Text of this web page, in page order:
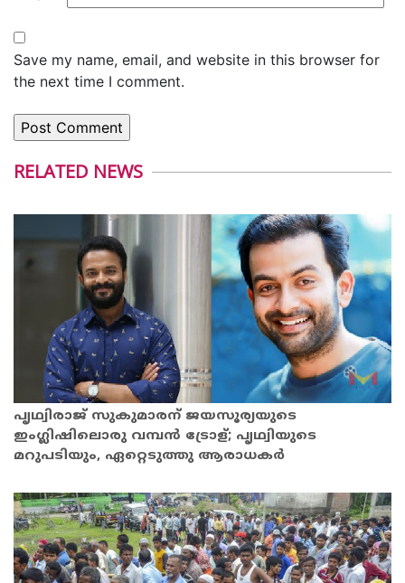
Save my name, email, and website in this browser for
the next time I comment.
RELATED NEWS
പൃഥ്വിരാജ് സുകുമാരന് ജയസൂര്യയുടെ
ഇംഗ്ലിഷിലൊരു വമ്പൻ ട്രോള്; പൃഥ്വിയുടെ
മറുപടിയും, ഏറ്റെടുത്തു ആരാധകർ